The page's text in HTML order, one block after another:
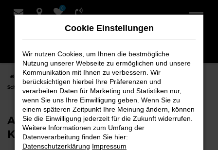
Zum
0
Startseite Nordenham Audi Audi A5
Audi A5 Neuwagen bei
Schmidt + Koch für Nordenham
Audi A5 Neuwagen bei Schmidt +
Koch für Nordenham
Cookie Einstellungen
Wir nutzen Cookies, um Ihnen die bestmögliche
Nutzung unserer Webseite zu ermöglichen und unsere
Kommunikation mit Ihnen zu verbessern. Wir
berücksichtigen hierbei Ihre Präferenzen und
verarbeiten Daten für Marketing und Statistiken nur,
wenn Sie uns Ihre Einwilligung geben. Wenn Sie zu
einem späteren Zeitpunkt Ihre Meinung ändern, können
Sie die Einwilligung jederzeit für die Zukunft widerrufen.
Weitere Informationen zum Umfang der
Datenverarbeitung finden Sie hier:
Datenschutzerklärung Impressum